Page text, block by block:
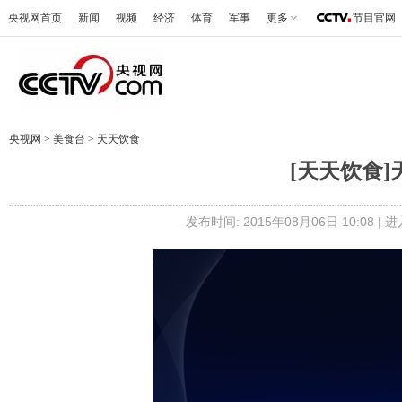
央视网首页 新闻 视频 经济 体育 军事 更多 节目官网
央视网 > 美食台 > 天天饮食
[天天饮食]
发布时间: 2015年08月06日 10:08 | 进